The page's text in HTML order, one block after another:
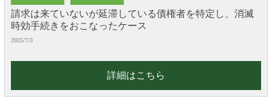
請求は来ていないが延滞している債権者を特定し、消滅
時効手続きをおこなったケース
2025/7/3
詳細はこちら